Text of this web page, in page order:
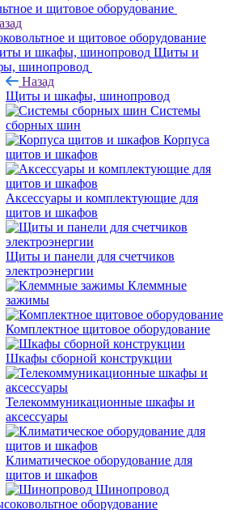
и щитовое оборудование
и щитовое оборудование
Щиты и
шинопровод
Назад
Щиты и шкафы, шинопровод
Системы
сборных шин
Корпуса
щитов и шкафов
Аксессуары и комплектующие для
щитов и шкафов
Щиты и панели для счетчиков
электроэнергии
Клеммные
зажимы
Комплектное щитовое оборудование
Шкафы сборной конструкции
Телекоммуникационные шкафы и
аксессуары
Климатическое оборудование для
щитов и шкафов
Шинопровод